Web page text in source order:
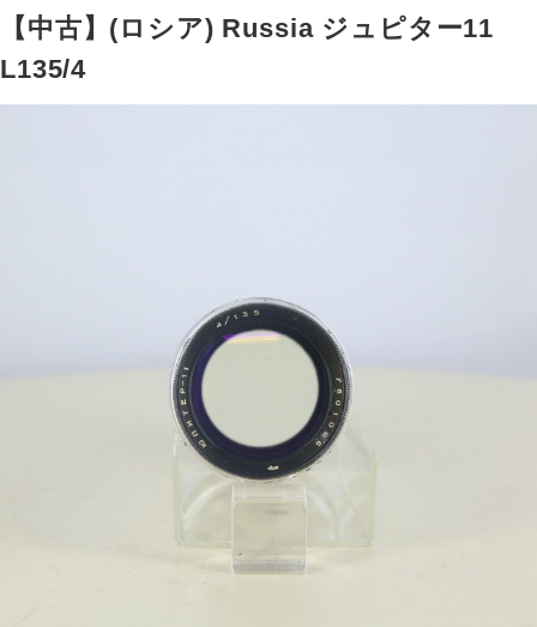
【中古】(ロシア) Russia ジュピター11
L135/4